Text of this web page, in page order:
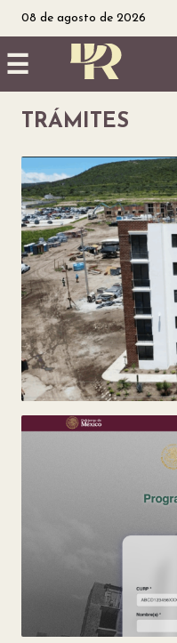
08 de agosto de 2026
☰
Inicio
Noticias
Utilidad
Finanzas
personales
Salud
TRÁMITES